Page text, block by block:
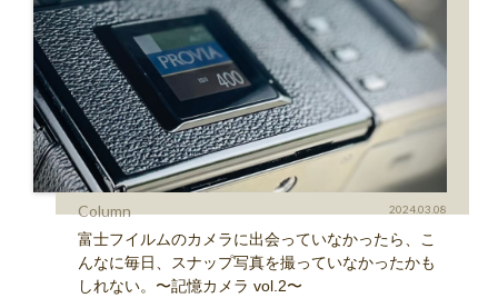
Column 2024.03.08
富士フイルムのカメラに出会っていなかったら、こ
んなに毎日、スナップ写真を撮っていなかったかも
しれない。〜記憶カメラ vol.2〜